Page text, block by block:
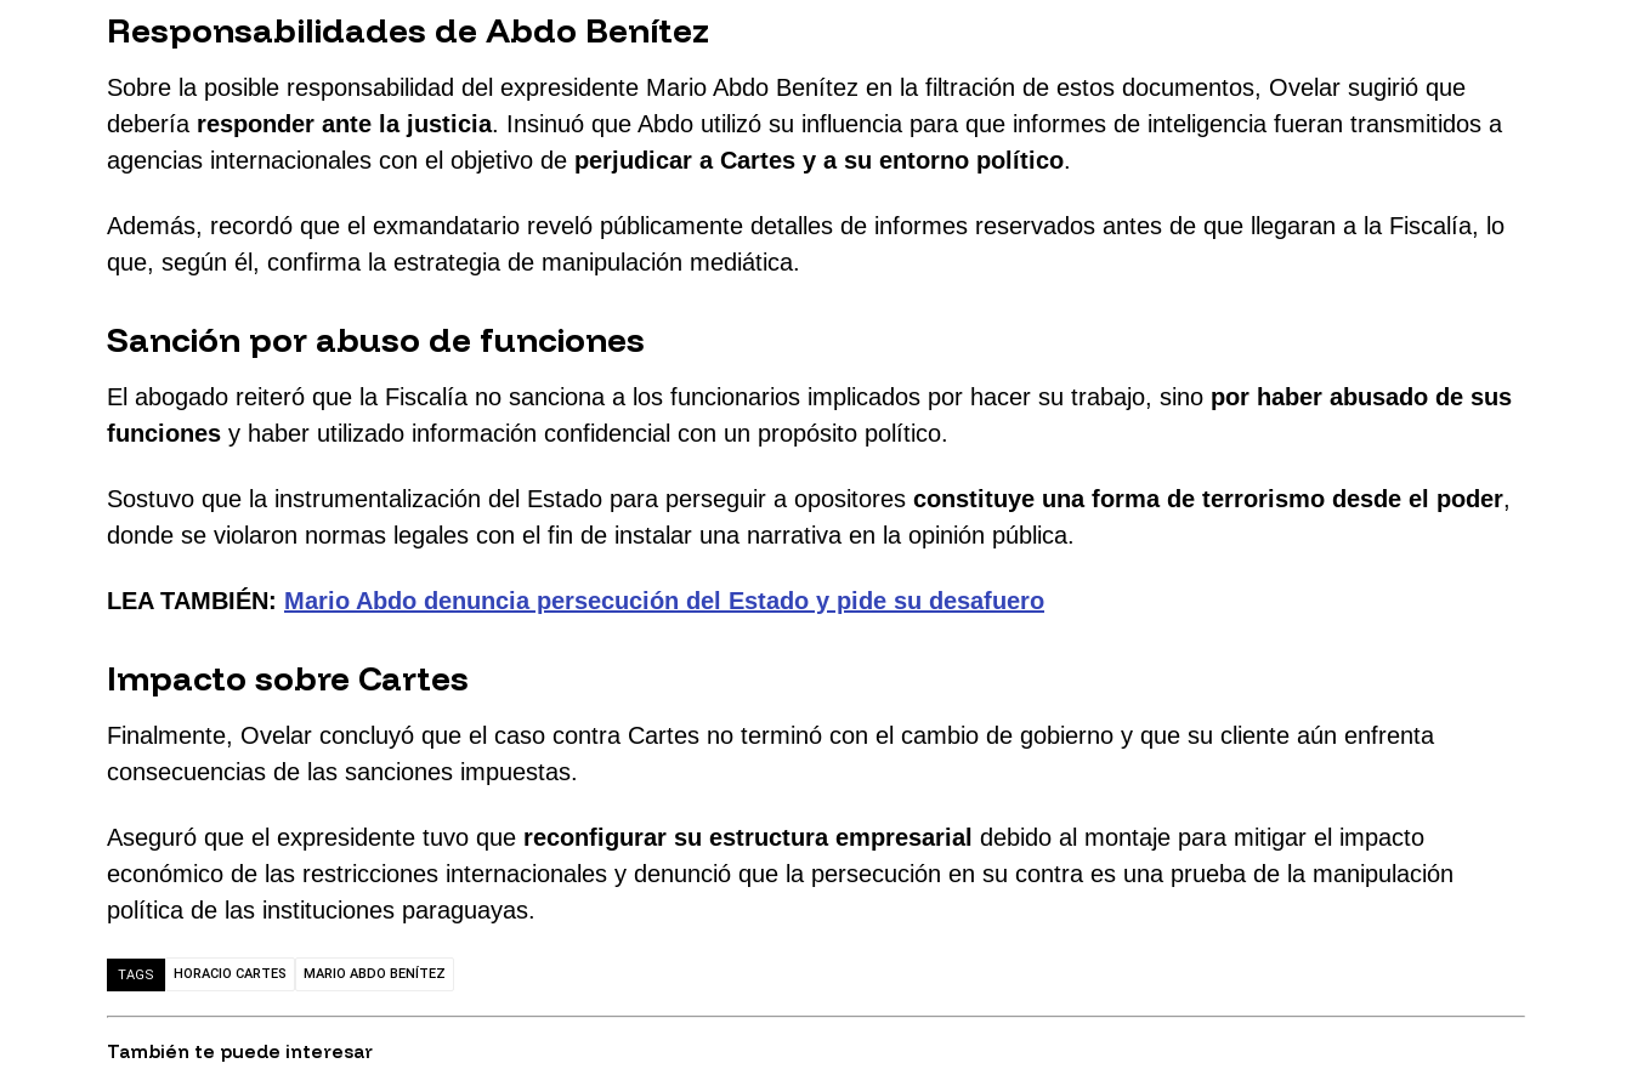
Responsabilidades de Abdo Benítez
Sobre la posible responsabilidad del expresidente Mario Abdo Benítez en la filtración de estos documentos, Ovelar sugirió que
debería responder ante la justicia. Insinuó que Abdo utilizó su influencia para que informes de inteligencia fueran transmitidos a
agencias internacionales con el objetivo de perjudicar a Cartes y a su entorno político.
Además, recordó que el exmandatario reveló públicamente detalles de informes reservados antes de que llegaran a la Fiscalía, lo
que, según él, confirma la estrategia de manipulación mediática.
Sanción por abuso de funciones
El abogado reiteró que la Fiscalía no sanciona a los funcionarios implicados por hacer su trabajo, sino por haber abusado de sus
funciones y haber utilizado información confidencial con un propósito político.
Sostuvo que la instrumentalización del Estado para perseguir a opositores constituye una forma de terrorismo desde el poder,
donde se violaron normas legales con el fin de instalar una narrativa en la opinión pública.
LEA TAMBIÉN: Mario Abdo denuncia persecución del Estado y pide su desafuero
Impacto sobre Cartes
Finalmente, Ovelar concluyó que el caso contra Cartes no terminó con el cambio de gobierno y que su cliente aún enfrenta
consecuencias de las sanciones impuestas.
Aseguró que el expresidente tuvo que reconfigurar su estructura empresarial debido al montaje para mitigar el impacto
económico de las restricciones internacionales y denunció que la persecución en su contra es una prueba de la manipulación
política de las instituciones paraguayas.
TAGS HORACIO CARTES MARIO ABDO BENÍTEZ
También te puede interesar